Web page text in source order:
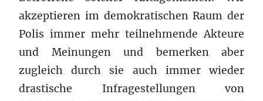
akzeptieren im demokratischen Raum der
Polis immer mehr teilnehmende Akteure
und Meinungen und bemerken aber
zugleich durch sie auch immer wieder
drastische Infragestellungen von